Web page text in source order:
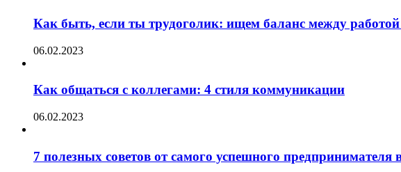
Как быть, если ты трудоголик: ищем баланс между
06.02.2023
Как общаться с коллегами: 4 стиля коммуникации
06.02.2023
7 полезных советов от самого успешного предпринимателя